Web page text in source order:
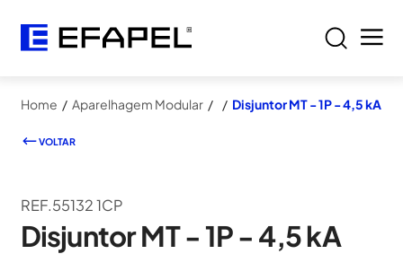
Home / Aparelhagem Modular / / Disjuntor MT - 1P - 4,5 kA
VOLTAR
REF.55132 1CP
Disjuntor MT - 1P - 4,5 kA